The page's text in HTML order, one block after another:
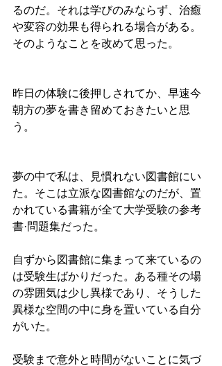
るのだ。それは学びのみならず、治癒
や変容の効果も得られる場合がある。
そのようなことを改めて思った。
昨日の体験に後押しされてか、早速今
朝方の夢を書き留めておきたいと思
う。
夢の中で私は、見慣れない図書館にい
た。そこは立派な図書館なのだが、置
かれている書籍が全て大学受験の参考
書·問題集だった。
自ずから図書館に集まって来ているの
は受験生ばかりだった。ある種その場
の雰囲気は少し異様であり、そうした
異様な空間の中に身を置いている自分
がいた。
受験まで意外と時間がないことに気づ